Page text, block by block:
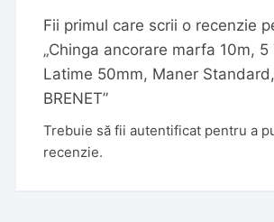
Fii primul care scrii o recenzie
„Chinga ancorare marfa 10m, 5
Latime 50mm, Maner
BRENET”
Trebuie să fiiautentificat pentru a
recenzie.